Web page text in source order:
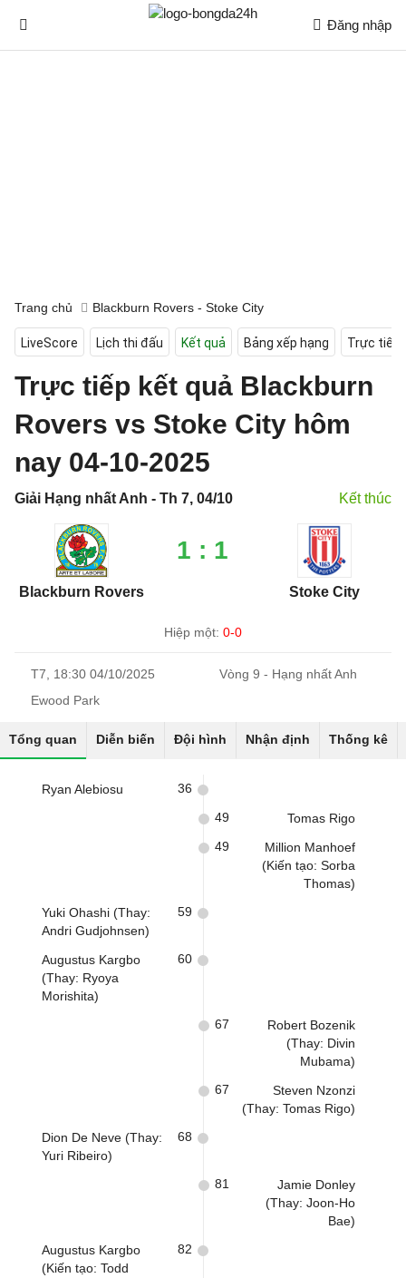
Đăng nhập
Trang chủ Blackburn Rovers - Stoke City
LiveScore Lịch thi đấu Kết quả Bảng xếp hạng Trực tiếp
Trực tiếp kết quả Blackburn
Rovers vs Stoke City hôm
nay 04-10-2025
Giải Hạng nhất Anh - Th 7, 04/10 Kết thúc
Blackburn Rovers
1 : 1
Stoke City
Hiệp một: 0-0
T7, 18:30 04/10/2025
Vòng 9 - Hạng nhất Anh
Ewood Park
Tổng quan Diễn biến Đội hình Nhận định Thống kê
Ryan Alebiosu 36
Tomas Rigo
49
Million Manhoef
(Kiến tạo: Sorba
Thomas)
49
Yuki Ohashi (Thay:
Andri Gudjohnsen)
59
Augustus Kargbo
(Thay: Ryoya
Morishita)
60
Robert Bozenik
(Thay: Divin
Mubama)
67
Steven Nzonzi
(Thay: Tomas Rigo)
67
Dion De Neve (Thay:
Yuri Ribeiro)
68
Jamie Donley
(Thay: Joon-Ho
Bae)
81
Augustus Kargbo
(Kiến tạo: Todd
82